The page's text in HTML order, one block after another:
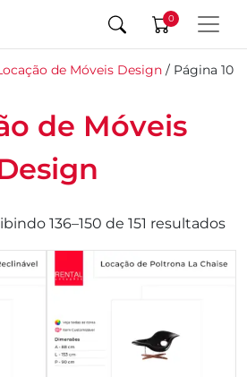
0
de Móveis Design / Página 10
de Móveis
136–150 de 151 resultados